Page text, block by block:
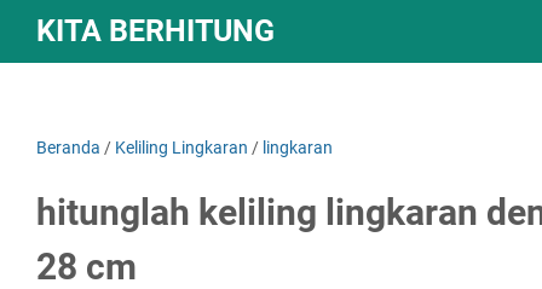
KITA BERHITUNG
Beranda / Keliling Lingkaran / lingkaran
hitunglah keliling lingkaran
28 cm